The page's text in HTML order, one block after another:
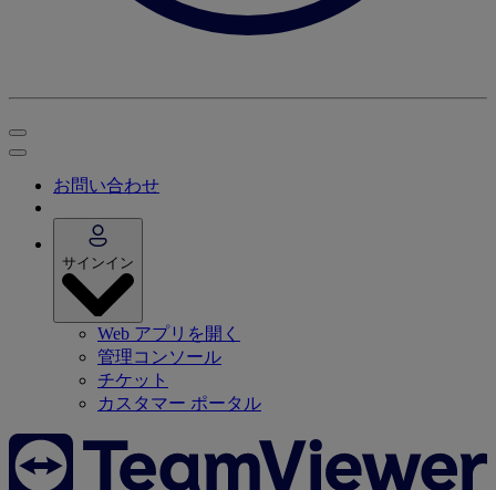
お問い合わせ
サインイン
Web アプリを開く
管理コンソール
チケット
カスタマー ポータル